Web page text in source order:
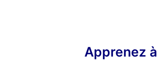
Apprenez